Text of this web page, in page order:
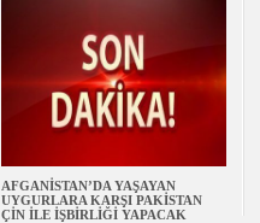
AFGANİSTAN’DA YAŞAYAN
UYGURLARA KARŞI PAKİSTAN
ÇİN İLE İŞBİRLİĞİ YAPACAK